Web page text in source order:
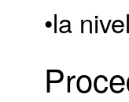
•la